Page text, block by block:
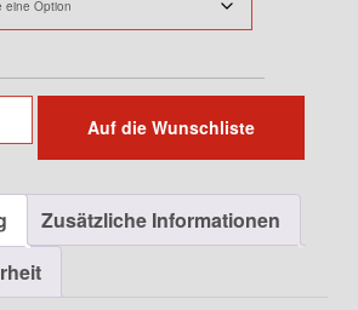
Auf die Wunschliste
Zusätzliche Informationen